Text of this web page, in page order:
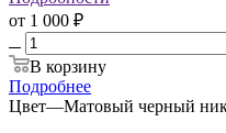
от 1 000 ₽
В корзину
Подробнее
Цвет—Матовый черный